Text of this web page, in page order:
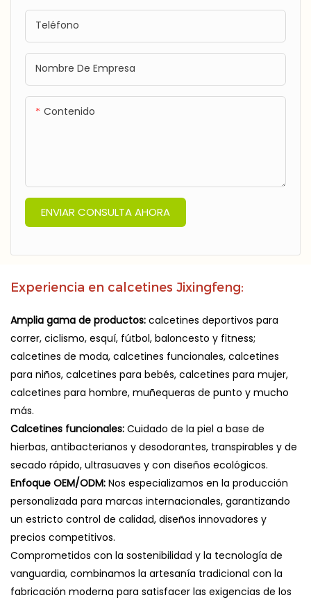
Teléfono
Nombre De Empresa
Contenido
ENVIAR CONSULTA AHORA
Experiencia en calcetines Jixingfeng:
Amplia gama de productos: calcetines deportivos para
correr, ciclismo, esquí, fútbol, ​​baloncesto y fitness;
calcetines de moda, calcetines funcionales, calcetines
para niños, calcetines para bebés, calcetines para mujer,
calcetines para hombre, muñequeras de punto y mucho
más.
Calcetines funcionales: Cuidado de la piel a base de
hierbas, antibacterianos y desodorantes, transpirables y de
secado rápido, ultrasuaves y con diseños ecológicos.
Enfoque OEM/ODM: Nos especializamos en la producción
personalizada para marcas internacionales, garantizando
un estricto control de calidad, diseños innovadores y
precios competitivos.
Comprometidos con la sostenibilidad y la tecnología de
vanguardia, combinamos la artesanía tradicional con la
fabricación moderna para satisfacer las exigencias de los